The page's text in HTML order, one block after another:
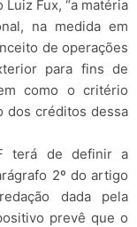
Fux, “a matéria
na medida em
de operações
para fins de
como o critério
dos créditos dessa
terá de definir a
2º do artigo
dada pela
prevê que o